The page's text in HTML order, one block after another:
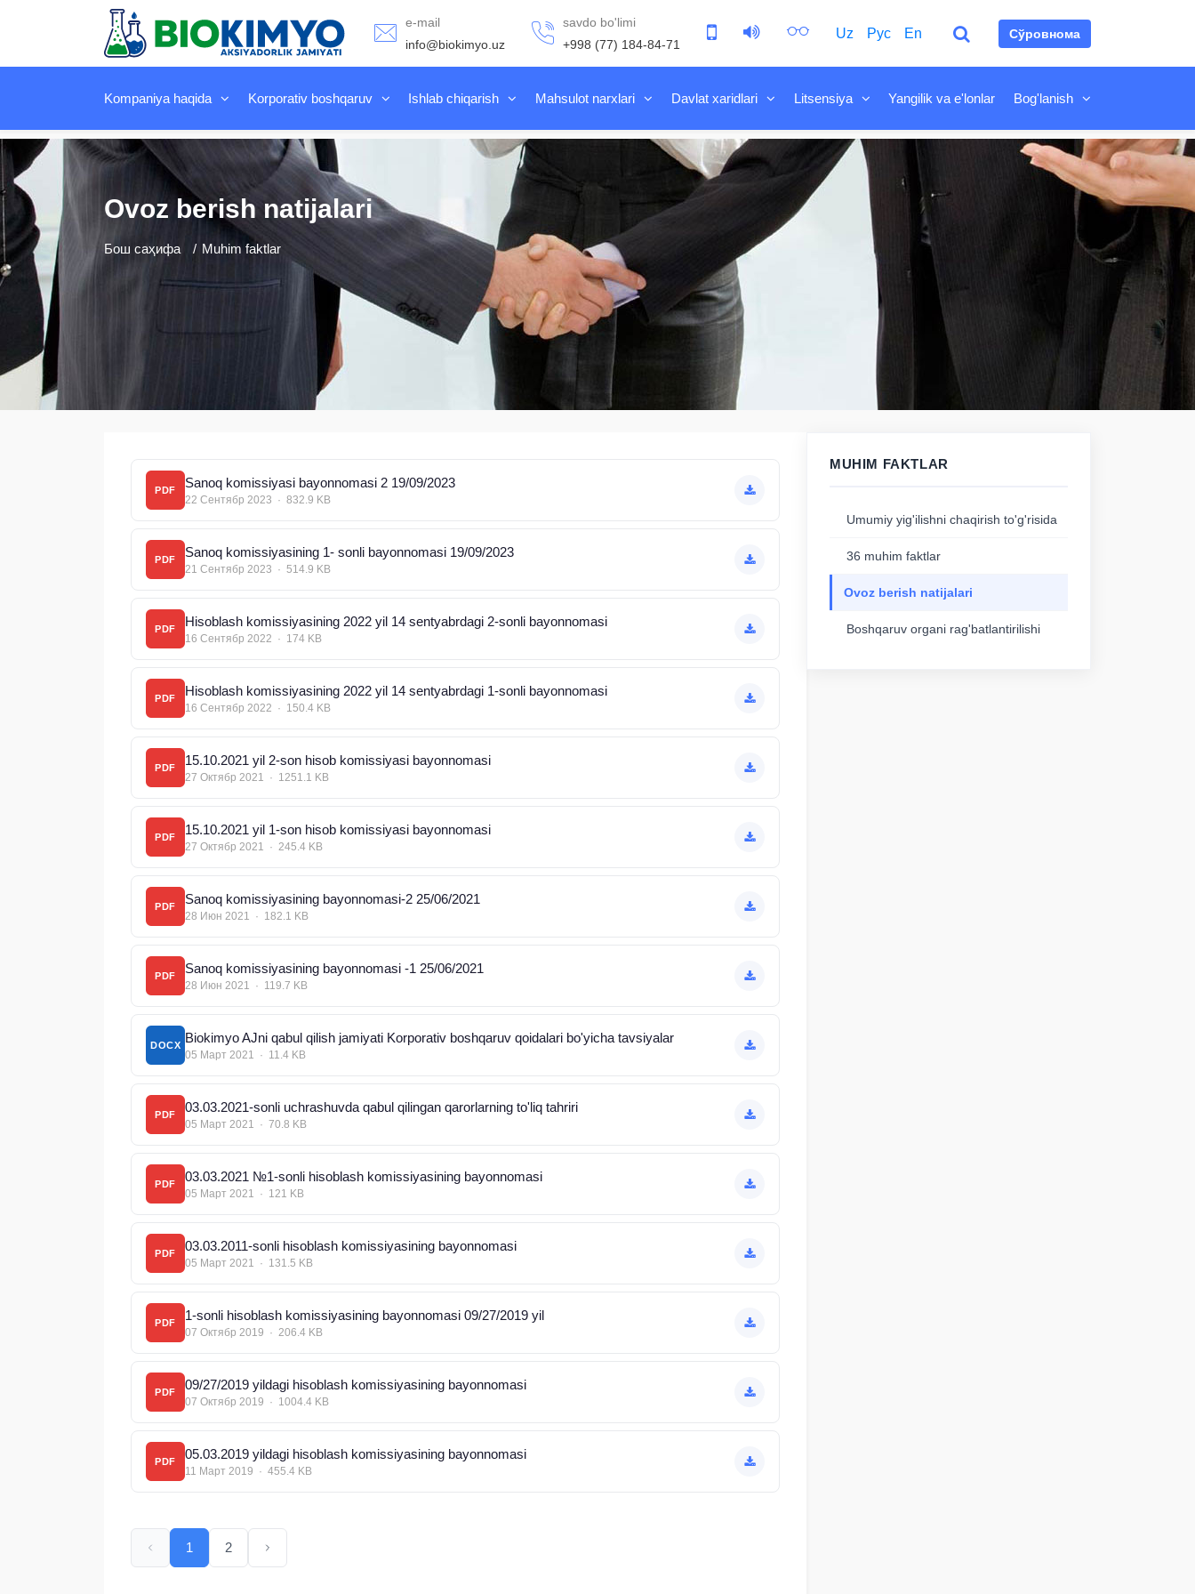
e-mail
info@biokimyo.uz
savdo bo'limi
+998 (77) 184-84-71
Uz Рус En Сўровнома
Kompaniya haqida Korporativ boshqaruv Ishlab chiqarish Mahsulot narxlari Davlat xaridlari Litsensiya Yangilik va e'lonlar Bog'lanish
Ovoz berish natijalari
Бош саҳифа Muhim faktlar
PDF
Sanoq komissiyasi bayonnomasi 2 19/09/2023
22 Сентябр 2023 · 832.9 KB
PDF
Sanoq komissiyasining 1- sonli bayonnomasi 19/09/2023
21 Сентябр 2023 · 514.9 KB
PDF
Hisoblash komissiyasining 2022 yil 14 sentyabrdagi 2-sonli bayonnomasi
16 Сентябр 2022 · 174 KB
PDF
Hisoblash komissiyasining 2022 yil 14 sentyabrdagi 1-sonli bayonnomasi
16 Сентябр 2022 · 150.4 KB
PDF
15.10.2021 yil 2-son hisob komissiyasi bayonnomasi
27 Октябр 2021 · 1251.1 KB
PDF
15.10.2021 yil 1-son hisob komissiyasi bayonnomasi
27 Октябр 2021 · 245.4 KB
PDF
Sanoq komissiyasining bayonnomasi-2 25/06/2021
28 Июн 2021 · 182.1 KB
PDF
Sanoq komissiyasining bayonnomasi -1 25/06/2021
28 Июн 2021 · 119.7 KB
DOCX
Biokimyo AJni qabul qilish jamiyati Korporativ boshqaruv qoidalari bo'yicha tavsiyalar
05 Март 2021 · 11.4 KB
PDF
03.03.2021-sonli uchrashuvda qabul qilingan qarorlarning to'liq tahriri
05 Март 2021 · 70.8 KB
PDF
03.03.2021 №1-sonli hisoblash komissiyasining bayonnomasi
05 Март 2021 · 121 KB
PDF
03.03.2011-sonli hisoblash komissiyasining bayonnomasi
05 Март 2021 · 131.5 KB
PDF
1-sonli hisoblash komissiyasining bayonnomasi 09/27/2019 yil
07 Октябр 2019 · 206.4 KB
PDF
09/27/2019 yildagi hisoblash komissiyasining bayonnomasi
07 Октябр 2019 · 1004.4 KB
PDF
05.03.2019 yildagi hisoblash komissiyasining bayonnomasi
11 Март 2019 · 455.4 KB
1 2
MUHIM FAKTLAR
Umumiy yig'ilishni chaqirish to'g'risida
36 muhim faktlar
Ovoz berish natijalari
Boshqaruv organi rag'batlantirilishi